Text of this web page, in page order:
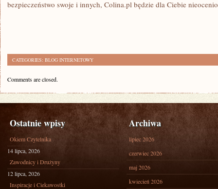
bezpieczeństwo swoje i innych, Colina.pl będzie dla Ciebie
CATEGORIES: BLOG INTERNETOWY
Comments are closed.
Ostatnie wpisy
Okiem Czytelnika
14 lipca, 2026
Zawodnicy i Drużyny
12 lipca, 2026
Inspiracje i Ciekawostki
Archiwa
lipiec 2026
czerwiec 2026
maj 2026
kwiecień 2026